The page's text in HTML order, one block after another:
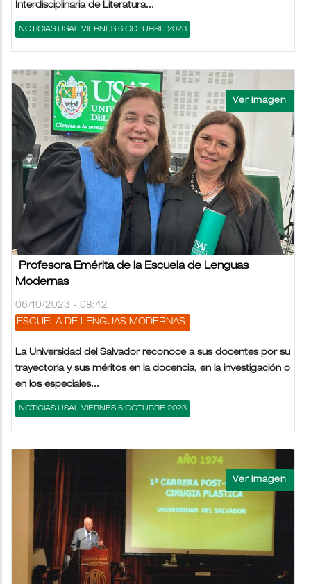
Interdisciplinaria de Literatura...
NOTICIAS USAL VIERNES 6 OCTUBRE 2023
Profesora Emérita de la Escuela de Lenguas
Modernas
06/10/2023 - 08:42
ESCUELA DE LENGUAS MODERNAS
La Universidad del Salvador reconoce a sus docentes por su
trayectoria y sus méritos en la docencia, en la investigación o
en los especiales...
NOTICIAS USAL VIERNES 6 OCTUBRE 2023